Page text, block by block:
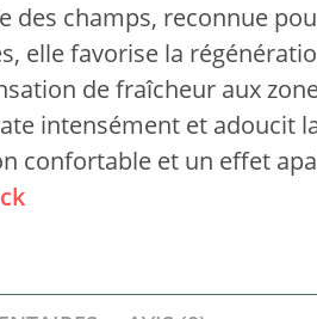
des champs, reconnue
elle favorise la
de fraîcheur aux
intensément et adoucit
confortable et un effet